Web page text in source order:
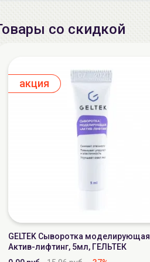
со скидкой
aкция
GELTEK Сыворотка моделирующая
Актив-лифтинг, 5мл, ГЕЛЬТЕК